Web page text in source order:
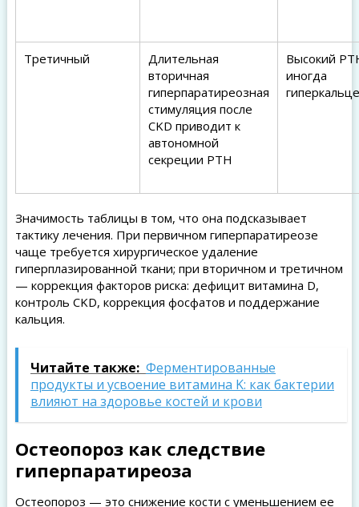
Третичный
Длительная
вторичная
гиперпаратиреозная
стимуляция после
CKD приводит к
автономной
секреции PTH
Высокий
иногда
Значимость таблицы в том, что она подсказывает
тактику лечения. При первичном гиперпаратиреозе
чаще требуется хирургическое удаление
гиперплазированной ткани; при вторичном и третичном
— коррекция факторов риска: дефицит витамина D,
контроль CKD, коррекция фосфатов и поддержание
кальция.
Читайте также: Ферментированные
продукты и усвоение витамина K: как бактерии
влияют на здоровье костей и крови
Остеопороз как следствие
гиперпаратиреоза
Остеопороз — это снижение кости с уменьшением ее